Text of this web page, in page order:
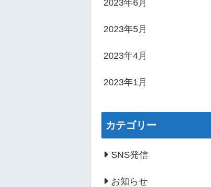
2023年6月
2023年5月
2023年4月
2023年1月
カテゴリー
SNS発信
お知らせ